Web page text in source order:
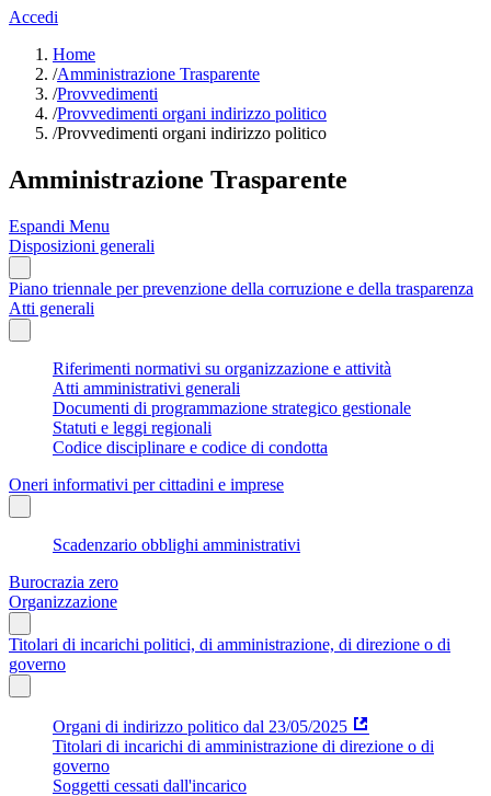
Accedi
Home
/Amministrazione Trasparente
/Provvedimenti
/Provvedimenti organi indirizzo politico
/Provvedimenti organi indirizzo politico
Amministrazione Trasparente
Espandi Menu
Disposizioni generali
Piano triennale per prevenzione della corruzione e della trasparenza
Atti generali
Riferimenti normativi su organizzazione e attività
Atti amministrativi generali
Documenti di programmazione strategico gestionale
Statuti e leggi regionali
Codice disciplinare e codice di condotta
Oneri informativi per cittadini e imprese
Scadenzario obblighi amministrativi
Burocrazia zero
Organizzazione
Titolari di incarichi politici, di amministrazione, di direzione o di
governo
Organi di indirizzo politico dal 23/05/2025
Titolari di incarichi di amministrazione di direzione o di
governo
Soggetti cessati dall'incarico